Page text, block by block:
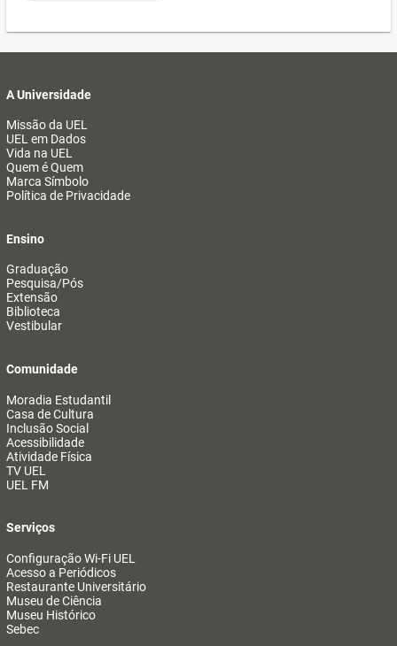
A Universidade
Missão da UEL
UEL em Dados
Vida na UEL
Quem é Quem
Marca Símbolo
Política de Privacidade
Ensino
Graduação
Pesquisa/Pós
Extensão
Biblioteca
Vestibular
Comunidade
Moradia Estudantil
Casa de Cultura
Inclusão Social
Acessibilidade
Atividade Física
TV UEL
UEL FM
Serviços
Configuração Wi-Fi UEL
Acesso a Periódicos
Restaurante Universitário
Museu de Ciência
Museu Histórico
Sebec